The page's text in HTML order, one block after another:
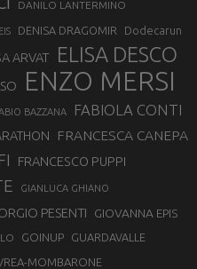
DANILO LANTERMINO
DENISA DRAGOMIR Dodecarun
ARVAT ELISA DESCO
ENZO MERSI
BAZZANA FABIOLA CONTI
FRANCESCA CANEPA
FRANCESCO PUPPI
GIANLUCA GHIANO
PESENTI GIOVANNA EPIS
GOINUP GUARDAVALLE
MOMBARONE